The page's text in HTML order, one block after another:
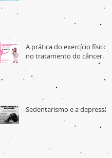
A prática do exercício físico
no tratamento do câncer.
Sedentarismo e a depressão